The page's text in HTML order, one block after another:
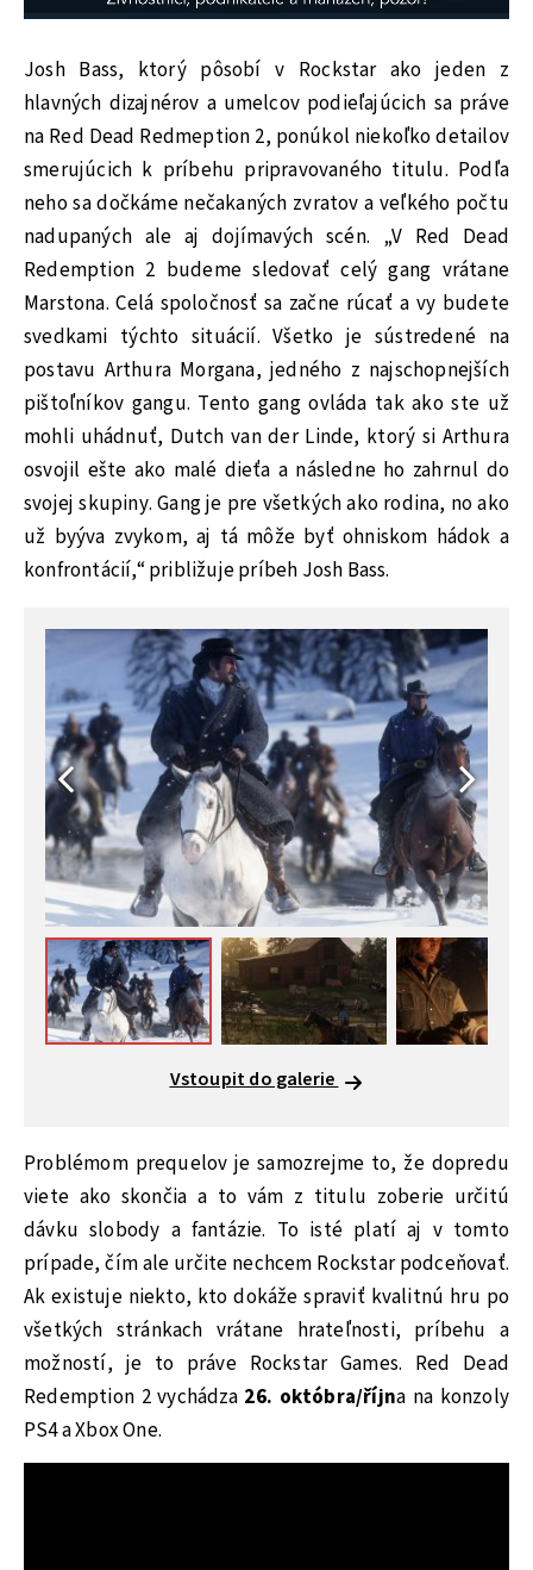
Josh Bass, ktorý pôsobí v Rockstar ako jeden z
hlavných dizajnérov a umelcov podieľajúcich sa práve
na Red Dead Redmeption 2, ponúkol niekoľko detailov
smerujúcich k príbehu pripravovaného titulu. Podľa
neho sa dočkáme nečakaných zvratov a veľkého počtu
nadupaných ale aj dojímavých scén. „V Red Dead
Redemption 2 budeme sledovať celý gang vrátane
Marstona. Celá spoločnosť sa začne rúcať a vy budete
svedkami týchto situácií. Všetko je sústredené na
postavu Arthura Morgana, jedného z najschopnejších
pištoľníkov gangu. Tento gang ovláda tak ako ste už
mohli uhádnuť, Dutch van der Linde, ktorý si Arthura
osvojil ešte ako malé dieťa a následne ho zahrnul do
svojej skupiny. Gang je pre všetkých ako rodina, no ako
už byýva zvykom, aj tá môže byť ohniskom hádok a
konfrontácií,“ približuje príbeh Josh Bass.
Vstoupit do galerie
Problémom prequelov je samozrejme to, že dopredu
viete ako skončia a to vám z titulu zoberie určitú
dávku slobody a fantázie. To isté platí aj v tomto
prípade, čím ale určite nechcem Rockstar podceňovať.
Ak existuje niekto, kto dokáže spraviť kvalitnú hru po
všetkých stránkach vrátane hrateľnosti, príbehu a
možností, je to práve Rockstar Games. Red Dead
Redemption 2 vychádza 26. októbra/října na konzoly
PS4 a Xbox One.